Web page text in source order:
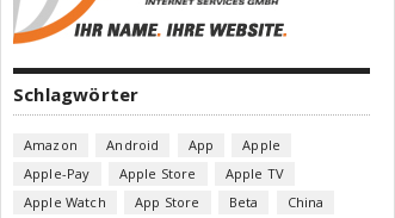
Schlagwörter
Amazon Android App
Apple
Apple-Pay
Apple Store
Apple TV
Apple Watch
App Store Beta
China